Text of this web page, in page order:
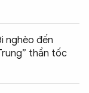
nghèo đến
thần tốc